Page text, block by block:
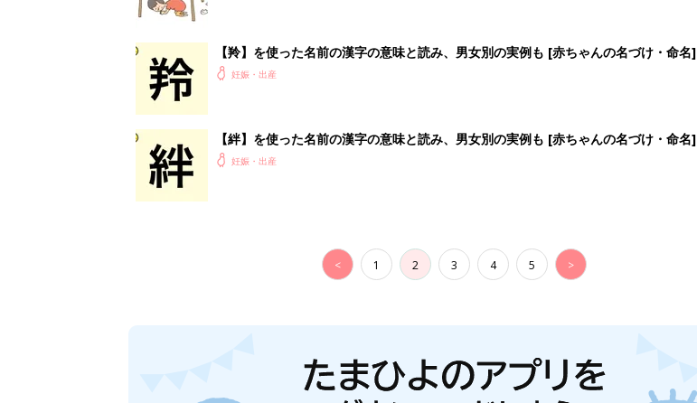
【羚】を使った名前の漢字の意味と読み、男女別の実例も [赤ちゃんの名づけ・命名]
妊娠・出産
【絆】を使った名前の漢字の意味と読み、男女別の実例も [赤ちゃんの名づけ・命名]
妊娠・出産
< 1 2 3 4 5 >